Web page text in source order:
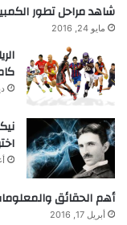
شاهد مراحل تطور
مايو 24, 2016
أهم الحقائق
أبريل 17, 2016